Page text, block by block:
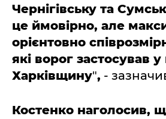
Чернігівську та
це ймовірно, але
орієнтовно
які ворог застосував у
Харківщину", -
Костенко наголосив,